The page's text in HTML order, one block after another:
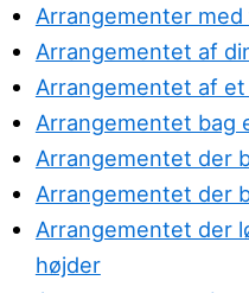
Arrangementer
Arrangementet af
Arrangementet af
Arrangementet bag
Arrangementet der
Arrangementet der
Arrangementet der
højder